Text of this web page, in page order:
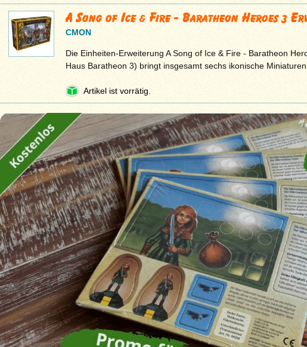
A Song of Ice & Fire - Baratheon Heroes 3
CMON
Die Einheiten-Erweiterung A Song of Ice & Fire - Baratheon
Haus Baratheon 3) bringt insgesamt sechs ikonische
Artikel ist vorrätig.